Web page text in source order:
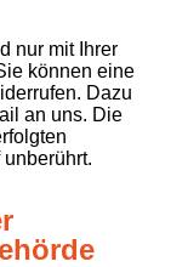
nur mit Ihrer
können eine
Dazu
an uns. Die